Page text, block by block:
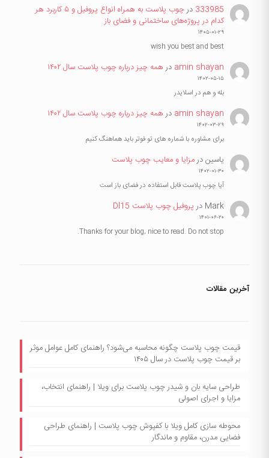
333985 در
چوب پلاست به همراه انواع پروفیل و ۵ کاربرد هر
کدام در پروژه‌های ساختمانی و فضای باز
۱۴۰۵-۰۱-۲۹
wish you best and best
amin shayan درهمه چیز درباره چوب پلاست سال ۱۴۰۲
۱۴۰۲-۰۵-۱۵
بله و هم در اسلایدر
amin shayan درهمه چیز درباره چوب پلاست سال ۱۴۰۲
۱۴۰۲-۰۳-۲۹
برای مشاوره با شماره های تو فوتر باید هماهنگ کنیم
یاسیندرمزایا و معایب چوب پلاست
۱۴۰۲-۰۱-۳۰
آیا چوب پلاست قابل استفاده در فضای باز است
Mark درپروفیل چوب پلاست Dl15
۱۴۰۱-۰۶-۲۰
Thanks for your blog, nice to read. Do not stop.
آخرین مقالات
قیمت چوب پلاست چگونه محاسبه می‌شود؟ راهنمای کامل عوامل موثر
بر قیمت چوب پلاست در سال ۱۴۰۵
طراحی سایه بان و شیدر چوب پلاست برای ویلا | راهنمای انتخاب،
مزایا و اجرای اصولی
محوطه سازی کامل ویلا با کفپوش چوب پلاست | راهنمای طراحی
فضایی مدرن، مقاوم و ماندگار